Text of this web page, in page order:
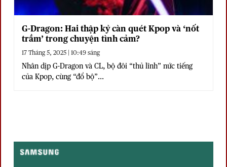
G-Dragon: Hai thập kỷ càn quét Kpop và ‘nốt
trầm’ trong chuyện tình cảm?
17 Tháng 5, 2025 | 10:49 sáng
Nhân dịp G-Dragon và CL, bộ đôi “thủ lĩnh” nức tiếng
của Kpop, cùng “đổ bộ”...